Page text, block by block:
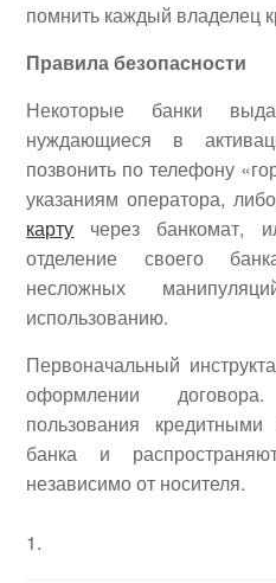
помнить каждый владелец
Правила безопасности
Некоторые банки
нуждающиеся в
позвонить по телефону
указаниям оператора,
карту через банкомат,
отделение своего
несложных
использованию.
Первоначальный
оформлении
пользования
банка и
независимо от носителя.